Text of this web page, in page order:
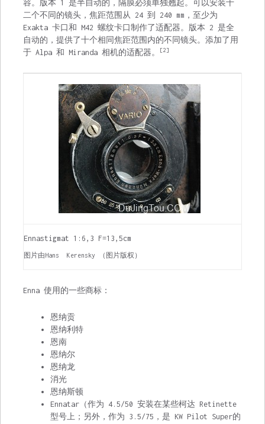
容。版本 1 是半自动的，隔膜必须单独翘起。可以安装十
二个不同的镜头，焦距范围从 24 到 240 mm，至少为
Exakta 卡口和 M42 螺纹卡口制作了适配器。版本 2 是全
自动的，提供了十个相同焦距范围内的不同镜头。添加了用
于 Alpa 和 Miranda 相机的适配器。
[2]
Ennastigmat 1:6,3 F=13,5cm
图片由Hans Kerensky （ 图片版权 ）
Enna 使用的一些商标：
恩纳贡
恩纳利特
恩南
恩纳尔
恩纳龙
消光
恩纳斯顿
Ennatar（作为 4.5/50 安装在某些柯达 Retinette
型号上；另外，作为 3.5/75，是 KW Pilot Super的